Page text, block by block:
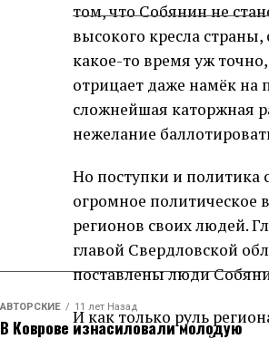
том, что Собянин не
высокого кресла
какое-то время уж
отрицает даже намёк на
сложнейшая каторжная
нежелание
Но поступки и политика
огромное политическое
регионов своих людей.
главой Свердловской
поставлены люди
И как только руль
АВТОРСКИЕ 11 лет Назад
В Коврове изнасиловали молодую